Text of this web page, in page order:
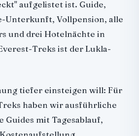
aufgelistet ist. Guide,
Unterkunft, Vollpension, alle
und drei Hotelnächte in
Treks ist der Lukla-
tiefer einsteigen will: Für
haben wir ausführliche
Guides mit Tagesablauf,